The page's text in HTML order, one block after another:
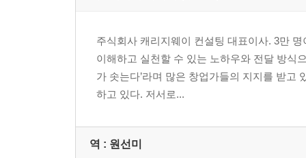
‘끝내자’고 마음먹으면 의외로 금방 끝나는 일이었
암만에서 대낮부터 맥주를 마시는 사람들에게 배
우리는 더 자유롭게 살아도 괜찮지 않을까
끝을 의식하면 해야 할 일이 명확해진다
이 일을 그만두기만 해도 당신의 시간은 늘어난다
주식회사 캐리지웨이 컨설팅 대표이사. 3만
이해하고 실천할 수 있는 노하우와 전달 방식
가 솟는다’라며 많은 창업가들의 지지를 받고
하고 있다. 저서로...
역 : 원선미